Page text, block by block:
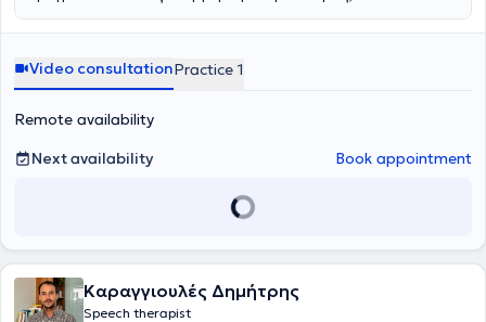
με την εστιασμένη στη ΔΕΠΥ, Γνωσιακή - Συμπεριφορική
Video consultationPractice 1
Remote availability
Next availability
Book appointment
Καραγγιουλές Δημήτρης
Speech therapist